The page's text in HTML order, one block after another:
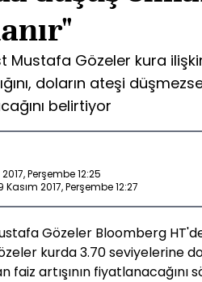
Mustafa Gözeler kura
doların ateşi
belirtiyor
Perşembe 12:25
2017, Perşembe 12:27
Gözeler Bloomberg
kurda 3.70 seviyelerine
faiz artışının fiyatlanacağını